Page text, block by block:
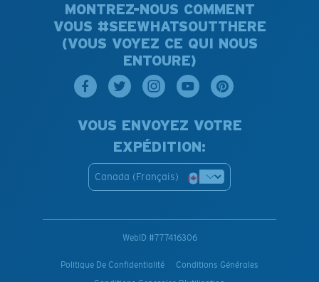
MONTREZ-NOUS COMMENT
VOUS #SEEWHATSOUTTHERE
(VOUS VOYEZ CE QUI NOUS
ENTOURE)
VOUS ENVOYEZ VOTRE
EXPÉDITION:
Canada (Français)
WebID #777416306
Politique De Confidentialité
Conditions Générales